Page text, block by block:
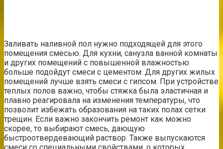
Заливать наливной пол нужно подходящей для этого
помещения смесью. Для кухни, санузла ванной комнаты
и других помещений с повышенной влажностью
больше подойдут смеси с цементом. Для других жилых
помещений лучше взять смеси с гипсом. При устройстве
теплых полов важно, чтобы стяжка была эластичная и
плавно реагировала на изменения температуры, что
позволит избежать образования на таких полах сетки
трещин. Если важно закончить ремонт как можно
скорее, то выбирают смесь, дающую
быстроотвердевающий раствор. Также выпускаются